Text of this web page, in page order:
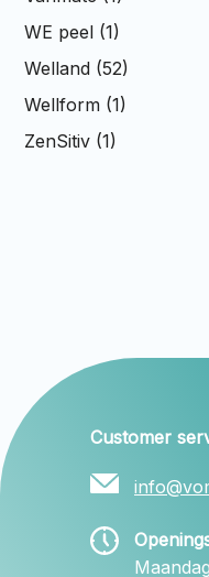
WE peel (1)
Welland (52)
Wellform (1)
ZenSitiv (1)
Customer